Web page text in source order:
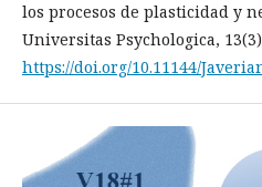
los procesos de plasticidad y
Universitas Psychologica,
https://doi.org/10.11144/